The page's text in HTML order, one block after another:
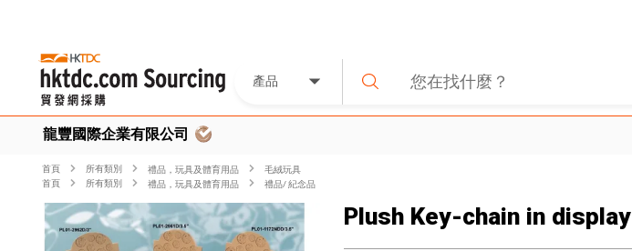
產品
龍豐國際企業有限公司
首頁 所有類別 禮品，玩具及體育用品
毛絨玩具
首頁
所有類別 禮品，玩具及體育用品 禮品/ 紀念品
Plush Key-chain in display